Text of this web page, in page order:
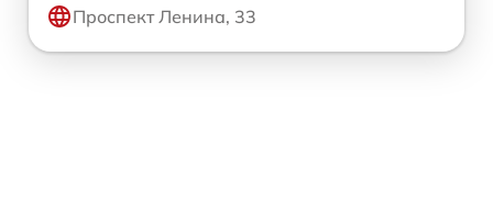
Проспект Ленина, 33